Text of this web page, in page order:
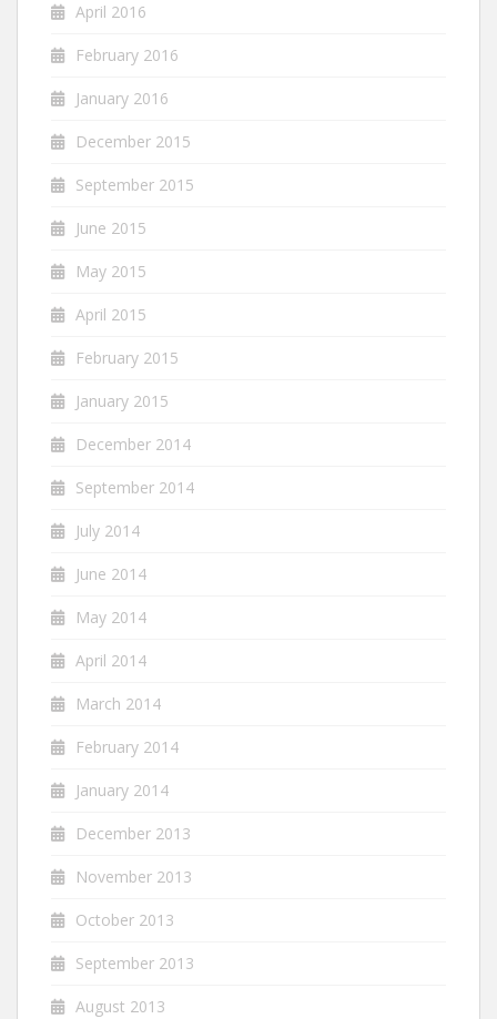
April 2016
February 2016
January 2016
December 2015
September 2015
June 2015
May 2015
April 2015
February 2015
January 2015
December 2014
September 2014
July 2014
June 2014
May 2014
April 2014
March 2014
February 2014
January 2014
December 2013
November 2013
October 2013
September 2013
August 2013